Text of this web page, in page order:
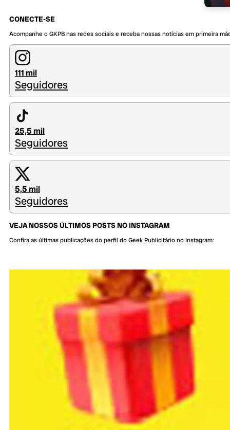
CONECTE-SE
Acompanhe o GKPB nas redes sociais e receba nossas notícias em primeira
111 mil
Seguidores
25,5 mil
Seguidores
5,5 mil
Seguidores
VEJA NOSSOS ÚLTIMOS POSTS NO INSTAGRAM
Confira as últimas publicações do perfil do Geek Publicitário no Instagram: